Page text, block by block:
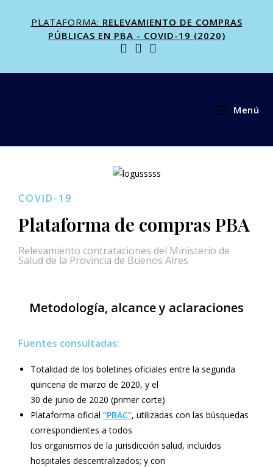
PLATAFORMA: RELEVAMIENTO DE COMPRAS
PÚBLICAS EN PBA - COVID-19 (2020)
Menú
COVID-19
Plataforma de compras PBA
Relevamiento contrataciones del Ministerio de
Salud de la Provincia de Buenos Aires
Metodología, alcance y aclaraciones
Fuentes consultadas:
Totalidad de los boletines oficiales entre la segunda
quincena de marzo de 2020, y el
30 de junio de 2020 (primer corte)
Plataforma oficial “PBAC”, utilizadas con las búsquedas
correspondientes a todos
los organismos de la jurisdicción salud, incluidos
hospitales descentralizados; y con